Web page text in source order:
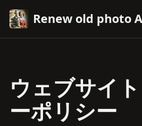
Renew old photo
ウェブサイ
ーポリシー